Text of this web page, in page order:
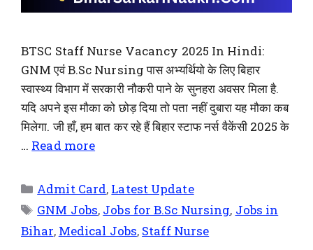
BTSC Staff Nurse Vacancy 2025 In Hindi:
GNM एवं B.Sc Nursing पास अभ्यर्थियो के लिए बिहार
स्वास्थ्य विभाग में सरकारी नौकरी पाने के सुनहरा अवसर मिला है.
यदि अपने इस मौका को छोड़ दिया तो पता नहीं दुबारा यह मौका कब
मिलेगा. जी हाँ, हम बात कर रहे हैं बिहार स्टाफ नर्स वैकेंसी 2025 के
… Read more
Admit Card, Latest Update
GNM Jobs, Jobs for B.Sc Nursing, Jobs in
Bihar, Medical Jobs, Staff Nurse